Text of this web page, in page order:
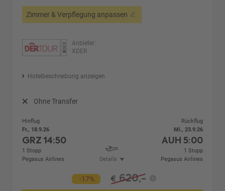
Zimmer & Verpflegung anpassen
Anbieter:
XDER
Hotelbeschreibung anzeigen
Ohne Transfer
Hinflug
Fr., 18.9.26
GRZ14:50
1 Stopp
Pegasus Airlines
Details
Rückflug
Mi., 23.9.26
AUH 5:00
1 Stopp
Pegasus Airlines
-17% € 620,-